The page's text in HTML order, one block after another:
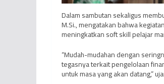
Dalam sambutan sekaligus
M.Si., mengatakan bahwa
meningkatkan soft skill pelajar
“Mudah-mudahan dengan
tegasnya terkait pengelolaan
untuk masa yang akan datang,”